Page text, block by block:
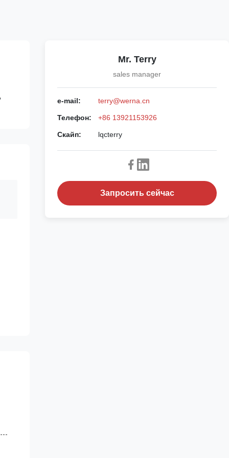
Mr. Terry
sales manager
e-mail: terry@werna.cn
Телефон: +86 13921153926
Скайп: lqcterry
Запросить сейчас